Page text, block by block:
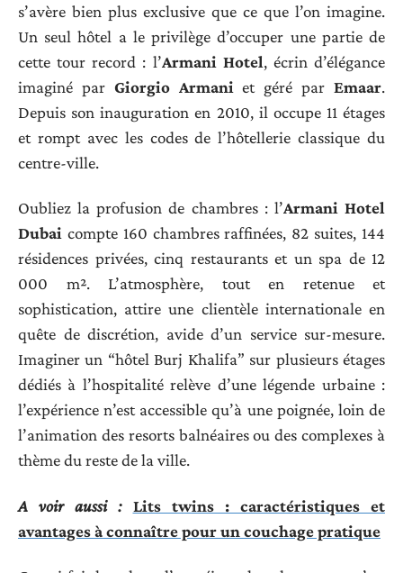
s’avère bien plus exclusive que ce que l’on imagine.
Un seul hôtel a le privilège d’occuper une partie de
cette tour record : l’Armani Hotel, écrin d’élégance
imaginé par Giorgio Armani et géré parEmaar.
Depuis son inauguration en 2010, il occupe 11 étages
et rompt avec les codes de l’hôtellerie classique du
centre-ville.
Oubliez la profusion de chambres : l’Armani Hotel
Dubai compte 160 chambres raffinées, 82 suites, 144
résidences privées, cinq restaurants et un spa de 12
000 m². L’atmosphère, tout en retenue et
sophistication, attire une clientèle internationale en
quête de discrétion, avide d’un service sur-mesure.
Imaginer un “hôtel Burj Khalifa” sur plusieurs étages
dédiés à l’hospitalité relève d’une légende urbaine :
l’expérience n’est accessible qu’à une poignée, loin de
l’animation des resorts balnéaires ou des complexes à
thème du reste de la ville.
A voir aussi :
Lits twins : caractéristiques et
avantages à connaître pour un couchage pratique